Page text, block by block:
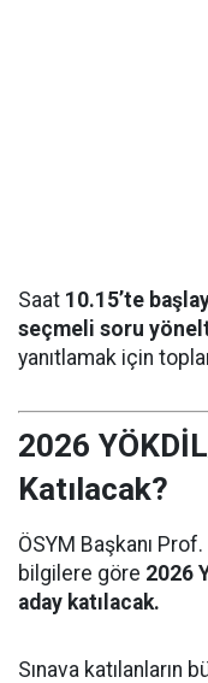
Saat 10.15’te
seçmeli soru
yanıtlamak için
2026
Katılacak?
ÖSYM Başkanı
bilgilere göre 2026
aday katılacak.
Sınava katılanların